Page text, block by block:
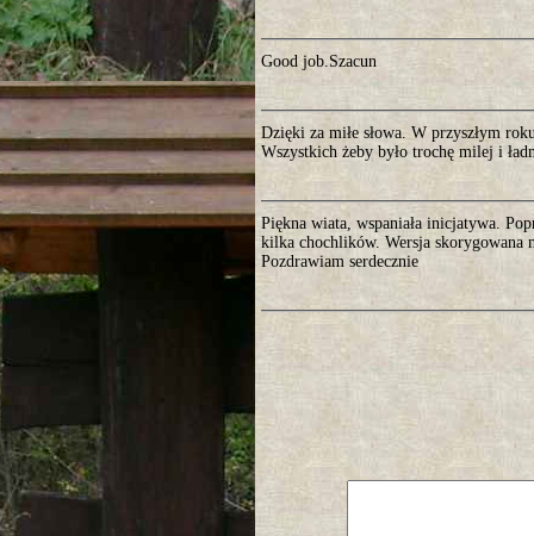
Good job.Szacun
Dzięki za miłe słowa. W przyszłym
Wszystkich żeby było trochę milej i
Piękna wiata, wspaniała inicjatywa.
kilka chochlików. Wersja
Pozdrawiam serdecznie